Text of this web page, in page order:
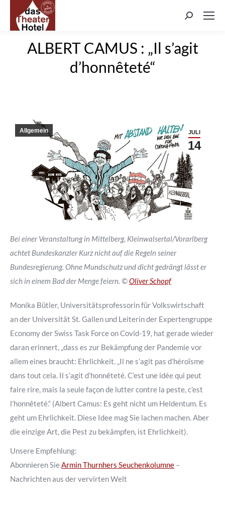
Search:
ALBERT CAMUS : „Il s’agit
d’honnêteté“
JULI
14
Allgemein
Bei einer Veranstaltung in Mittelberg, Kleinwalsertal/Vorarlberg
achtet Bundeskanzler Kurz nicht auf die Regeln seiner
Bundesregierung. Ohne Mundschutz und dicht gedrängt lässt er
sich in einem Bad der Menge feiern. ©Oliver Schopf
Monika Bütler, Universitätsprofessorin für Volkswirtschaft
an der Universität St. Gallen und Leiterin der Expertengruppe
Economy der Swiss Task Force on Covid-19, hat gerade wieder
daran erinnert, „dass es zur Bekämpfung der Pandemie vor
allem eines braucht: Ehrlichkeit. „Il ne s’agit pas d’héroïsme
dans tout cela. Il s’agit d’honnêteté. C’est une idée qui peut
faire rire, mais la seule façon de lutter contre la peste, c’est
l’honnêteté.“ (Albert Camus: Es geht nicht um Heldentum. Es
geht um Ehrlichkeit. Diese Idee mag Sie lachen machen. Aber
die einzige Art, die Pest zu bekämpfen, ist Ehrlichkeit).
Unsere Empfehlung:
Abonnieren SieArmin Thurnhers Seuchenkolumne –
Nachrichten aus der vervirten Welt